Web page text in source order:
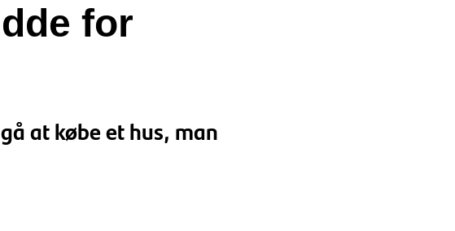
for
at købe et hus, man